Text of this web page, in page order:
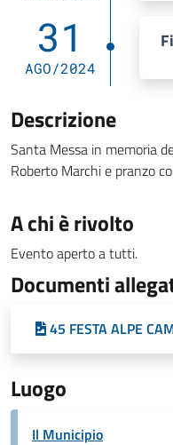
31
AGO/2024
Descrizione
Santa Messa in memoria
Roberto Marchi e pranzo
A chi è rivolto
Evento aperto a tutti.
Documenti
45 FESTA ALPE
Luogo
Il Municipio